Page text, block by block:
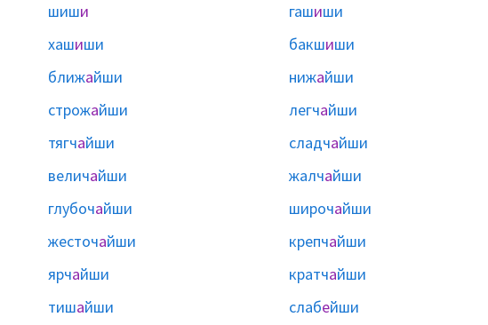
шиши гашиши
хашиши бакшиши
ближайши нижайши
строжайши легчайши
тягчайши сладчайши
величайши жалчайши
глубочайши широчайши
жесточайши крепчайши
ярчайши кратчайши
тишайши слабейши